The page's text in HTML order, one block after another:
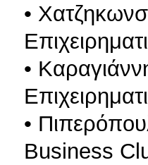
•
•
•
Βusiness